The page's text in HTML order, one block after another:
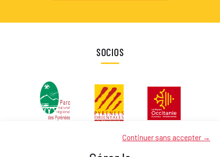
Continuer sans accepter →
SOCIOS